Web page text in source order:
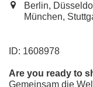
Berlin,
München,
ID: 1608978
Are you ready to
Gemeinsam die